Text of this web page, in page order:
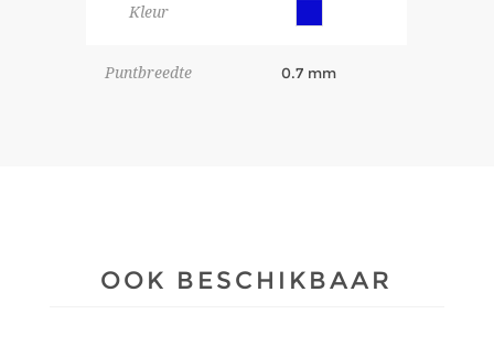
Kleur
Puntbreedte 0.7 mm
OOK BESCHIKBAAR